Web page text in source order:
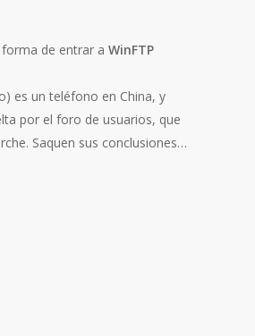
de entrar a WinFTP
es un teléfono en China, y
por el foro de usuarios, que
Saquen sus conclusiones…